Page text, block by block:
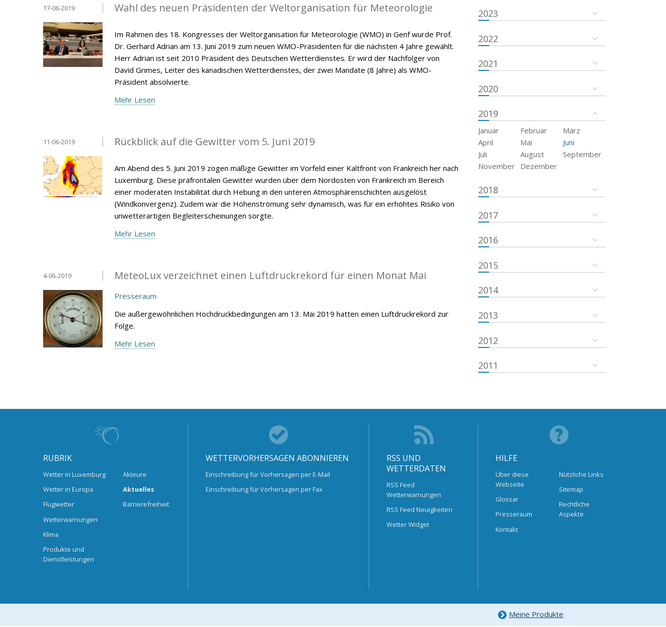
Wahl des neuen Präsidenten der Weltorganisation für Meteorologie
17-06-2019
Im Rahmen des 18. Kongresses der Weltorganisation für Meteorologie (WMO) in Genf wurde Prof.
Dr. Gerhard Adrian am 13. Juni 2019 zum neuen WMO-Präsidenten für die nächsten 4 Jahre gewählt.
Herr Adrian ist seit 2010 Präsident des Deutschen Wetterdienstes. Er wird der Nachfolger von
David Grimes, Leiter des kanadischen Wetterdienstes, der zwei Mandate (8 Jahre) als WMO-
Präsident absolvierte.
Mehr Lesen
Rückblick auf die Gewitter vom 5. Juni 2019
11-06-2019
Am Abend des 5. Juni 2019 zogen mäßige Gewitter im Vorfeld einer Kaltfront von Frankreich her nach
Luxemburg. Diese präfrontalen Gewitter wurden über dem Nordosten von Frankreich im Bereich
einer moderaten Instabilität durch Hebung in den unteren Atmosphärenschichten ausgelöst
(Windkonvergenz). Zudem war die Höhenströmung sehr dynamisch, was für ein erhöhtes Risiko von
unwetterartigen Begleiterscheinungen sorgte.
Mehr Lesen
MeteoLux verzeichnet einen Luftdruckrekord für einen Monat Mai
4-06-2019
Presseraum
Die außergewöhnlichen Hochdruckbedingungen am 13. Mai 2019 hatten einen Luftdruckrekord zur
Folge.
Mehr Lesen
2023
2022
2021
2020
2019
Januar Februar
März
April
Mai
Juni
Juli
August
September
November
Dezember
2018
2017
2016
2015
2014
2013
2012
2011
RUBRIK
Wetter in Luxemburg
Wetter in Europa
Flugwetter
Wetterwarnungen
Klima
Produkte und
Dienstleistungen
Akteure
Aktuelles
Barrierefreiheit
WETTERVORHERSAGEN ABONNIEREN
Einschreibung für Vorhersagen per E-Mail
Einschreibung für Vorhersagen per Fax
RSS UND
WETTERDATEN
RSS Feed
Wetterwarnungen
RSS Feed Neuigkeiten
Wetter Widget
HILFE
Über diese
Webseite
Glossar
Presseraum
Kontakt
Nützliche Links
Sitemap
Rechtliche
Aspekte
Meine Produkte